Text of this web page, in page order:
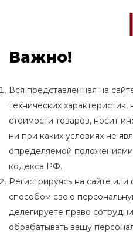
Важно!
Вся представленная на
технических характеристик,
стоимости товаров, носит
ни при каких условиях не
определяемой положениями
кодекса РФ.
Регистрируясь на сайте
способом свою
делегируете право
обрабатывать вашу